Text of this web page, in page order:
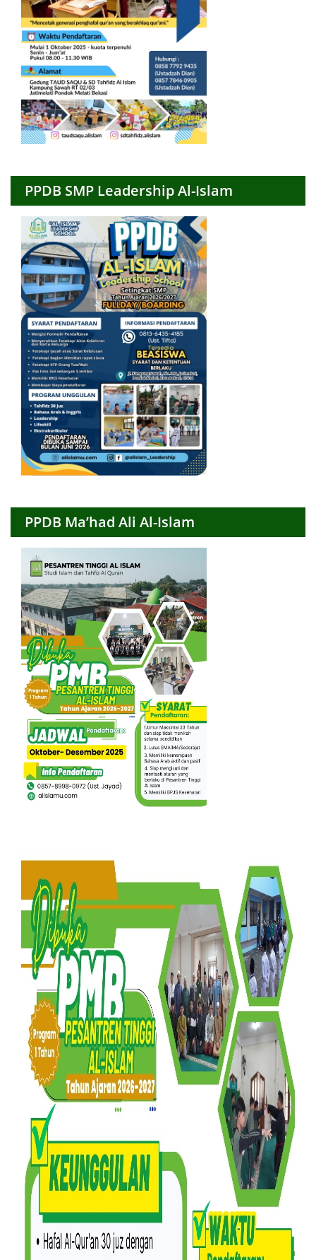
PPDB SMP Leadership Al-Islam
PPDB Ma’had Ali Al-Islam